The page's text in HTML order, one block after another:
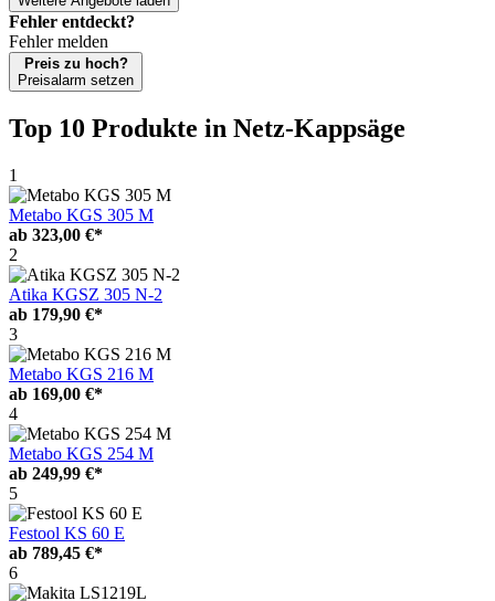
Fehler entdeckt?
Fehler melden
Preis zu hoch?
Preisalarm setzen
Top 10 Produkte in Netz-Kappsäge
1
Metabo KGS 305 M
ab 323,00 €*
2
Atika KGSZ 305 N-2
ab 179,90 €*
3
Metabo KGS 216 M
ab 169,00 €*
4
Metabo KGS 254 M
ab 249,99 €*
5
Festool KS 60 E
ab 789,45 €*
6